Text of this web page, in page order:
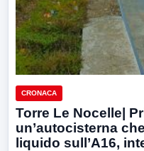
CRONACA
Torre Le Nocelle|
un’autocisterna
liquido sull’A16,